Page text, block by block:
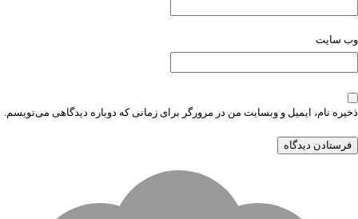
وب‌ سایت
ذخیره نام، ایمیل و وبسایت من در مرورگر برای زمانی که دوباره دیدگاهی می‌نویسم.